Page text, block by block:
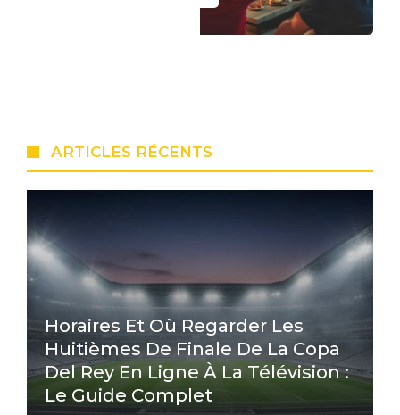
ARTICLES RÉCENTS
Horaires Et Où Regarder Les
Huitièmes De Finale De La Copa
Del Rey En Ligne À La Télévision :
Le Guide Complet